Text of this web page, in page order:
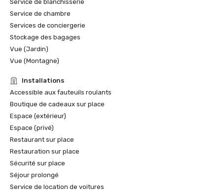
Service de blanchisserie
Service de chambre
Services de conciergerie
Stockage des bagages
Vue (Jardin)
Vue (Montagne)
Installations
Accessible aux fauteuils roulants
Boutique de cadeaux sur place
Espace (extérieur)
Espace (privé)
Restaurant sur place
Restauration sur place
Sécurité sur place
Séjour prolongé
Service de location de voitures